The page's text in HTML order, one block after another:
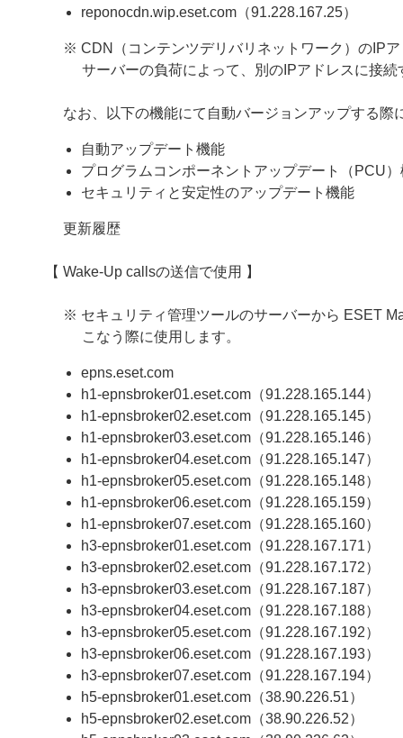
reponocdn.wip.eset.com（91.228.167.25）
※ CDN（コンテンツデリバリネットワーク）のIP
サーバーの負荷によって、別のIPアドレスに接
なお、以下の機能にて自動バージョンアップする際
自動アップデート機能
プログラムコンポーネントアップデート（PCU
セキュリティと安定性のアップデート機能
更新履歴
【 Wake-Up callsの送信で使用 】
※ セキュリティ管理ツールのサーバーから ESET
こなう際に使用します。
epns.eset.com
h1-epnsbroker01.eset.com（91.228.165.144）
h1-epnsbroker02.eset.com（91.228.165.145）
h1-epnsbroker03.eset.com（91.228.165.146）
h1-epnsbroker04.eset.com（91.228.165.147）
h1-epnsbroker05.eset.com（91.228.165.148）
h1-epnsbroker06.eset.com（91.228.165.159）
h1-epnsbroker07.eset.com（91.228.165.160）
h3-epnsbroker01.eset.com（91.228.167.171）
h3-epnsbroker02.eset.com（91.228.167.172）
h3-epnsbroker03.eset.com（91.228.167.187）
h3-epnsbroker04.eset.com（91.228.167.188）
h3-epnsbroker05.eset.com（91.228.167.192）
h3-epnsbroker06.eset.com（91.228.167.193）
h3-epnsbroker07.eset.com（91.228.167.194）
h5-epnsbroker01.eset.com（38.90.226.51）
h5-epnsbroker02.eset.com（38.90.226.52）